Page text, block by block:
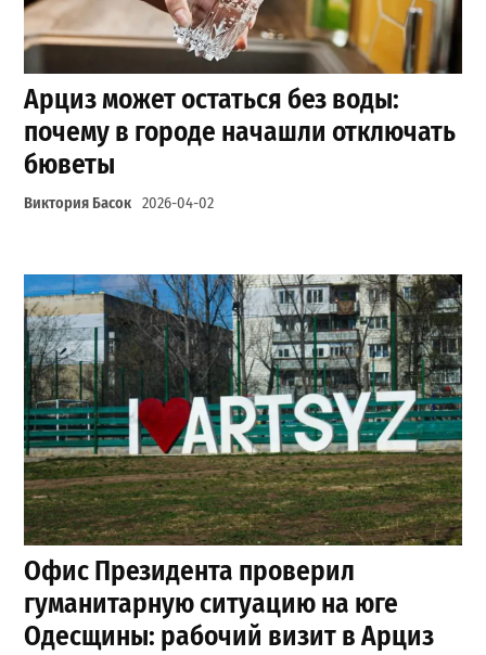
Арциз может остаться без воды:
почему в городе начашли отключать
бюветы
Виктория Басок 2026-04-02
Офис Президента проверил
гуманитарную ситуацию на юге
Одесщины: рабочий визит в Арциз